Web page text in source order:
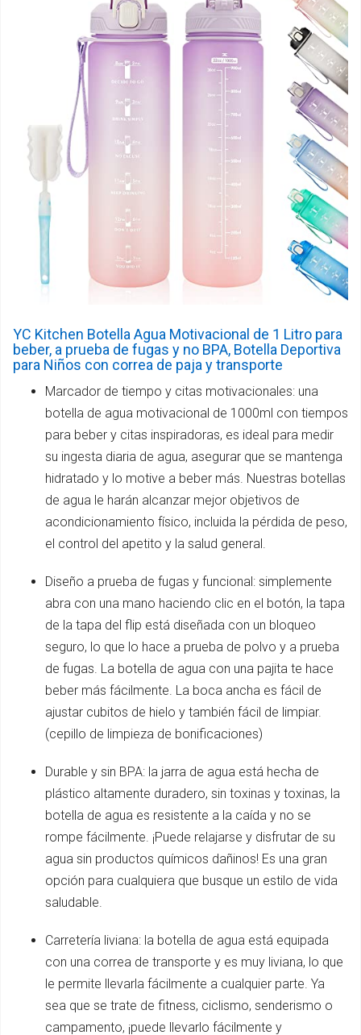
YC Kitchen Botella Agua Motivacional de 1 Litro para
beber, a prueba de fugas y no BPA, Botella Deportiva
para Niños con correa de paja y transporte
Marcador de tiempo y citas motivacionales: una
botella de agua motivacional de 1000ml con tiempos
para beber y citas inspiradoras, es ideal para medir
su ingesta diaria de agua, asegurar que se mantenga
hidratado y lo motive a beber más. Nuestras botellas
de agua le harán alcanzar mejor objetivos de
acondicionamiento físico, incluida la pérdida de peso,
el control del apetito y la salud general.
Diseño a prueba de fugas y funcional: simplemente
abra con una mano haciendo clic en el botón, la tapa
de la tapa del flip está diseñada con un bloqueo
seguro, lo que lo hace a prueba de polvo y a prueba
de fugas. La botella de agua con una pajita te hace
beber más fácilmente. La boca ancha es fácil de
ajustar cubitos de hielo y también fácil de limpiar.
(cepillo de limpieza de bonificaciones)
Durable y sin BPA: la jarra de agua está hecha de
plástico altamente duradero, sin toxinas y toxinas, la
botella de agua es resistente a la caída y no se
rompe fácilmente. ¡Puede relajarse y disfrutar de su
agua sin productos químicos dañinos! Es una gran
opción para cualquiera que busque un estilo de vida
saludable.
Carretería liviana: la botella de agua está equipada
con una correa de transporte y es muy liviana, lo que
le permite llevarla fácilmente a cualquier parte. Ya
sea que se trate de fitness, ciclismo, senderismo o
campamento, ¡puede llevarlo fácilmente y